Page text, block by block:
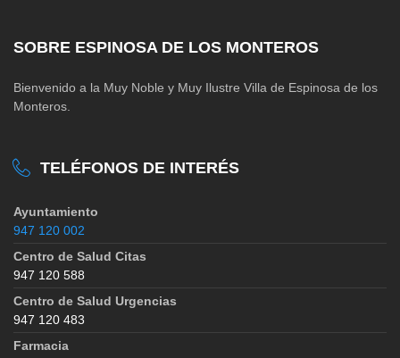
SOBRE ESPINOSA DE LOS MONTEROS
Bienvenido a la Muy Noble y Muy Ilustre Villa de Espinosa de los
Monteros.
TELÉFONOS DE INTERÉS
Ayuntamiento
947 120 002
Centro de Salud Citas
947 120 588
Centro de Salud Urgencias
947 120 483
Farmacia